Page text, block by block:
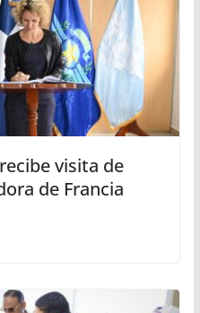
visita de
de Francia